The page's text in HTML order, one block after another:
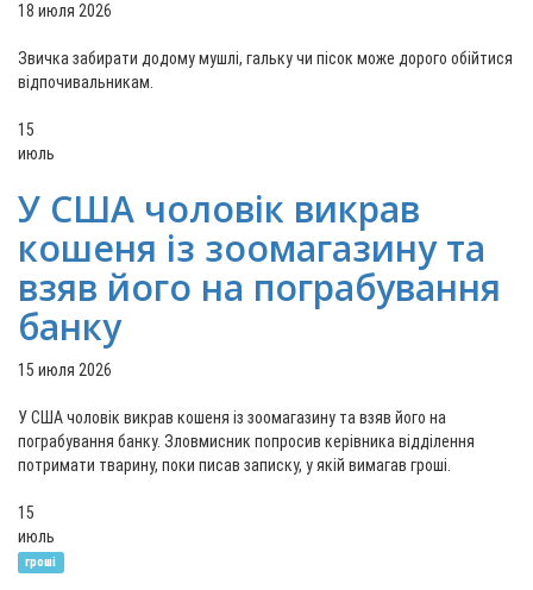
18 июля 2026
Звичка забирати додому мушлі, гальку чи пісок може дорого обійтися
відпочивальникам.
15
июль
У США чоловік викрав
кошеня із зоомагазину та
взяв його на пограбування
банку
15 июля 2026
У США чоловік викрав кошеня із зоомагазину та взяв його на
пограбування банку. Зловмисник попросив керівника відділення
потримати тварину, поки писав записку, у якій вимагав гроші.
15
июль
гроші